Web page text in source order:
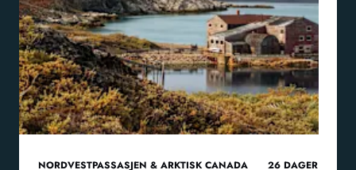
NORDVESTPASSASJEN & ARKTISK CANADA 26 DAGER